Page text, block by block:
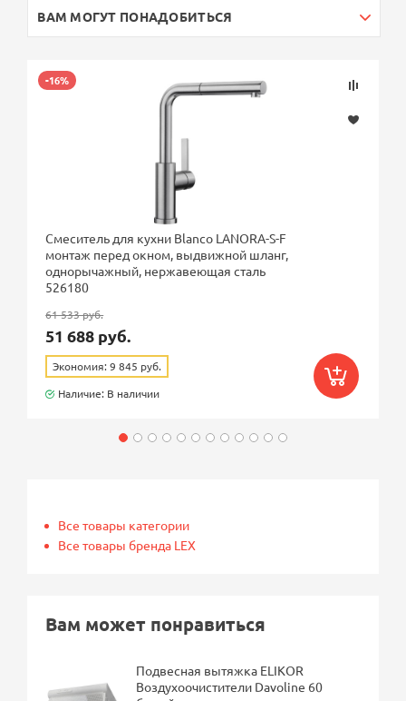
ВАМ МОГУТ ПОНАДОБИТЬСЯ
-16%
Смеситель для кухни Blanco LANORA-S-F
монтаж перед окном, выдвижной шланг,
однорычажный, нержавеющая сталь
526180
61 533 руб.
51 688 руб.
Экономия: 9 845 руб.
Наличие: В наличии
Все товары категории
Все товары бренда LEX
Вам может понравиться
Подвесная вытяжка ELIKOR
Воздухоочистители Davoline 60